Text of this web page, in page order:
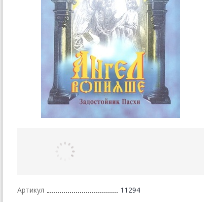
Артикул 11294